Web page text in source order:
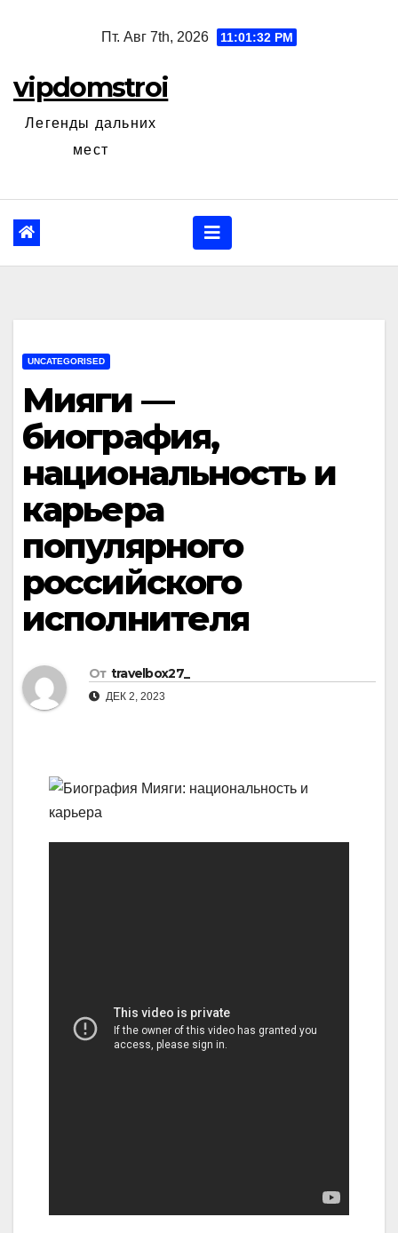
Пт. Авг 7th, 2026 11:01:33 PM
vipdomstroi
Легенды дальних
мест
UNCATEGORISED
Мияги —
биография,
национальность и
карьера
популярного
российского
исполнителя
От travelbox27_
ДЕК 2, 2023